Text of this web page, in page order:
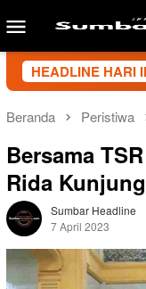
ke
Menu
Mobile
HEADLINE HARI
Sumbar
Beranda Peristiwa
Bersama
Rida
Sumbar Headline
7 April 2023